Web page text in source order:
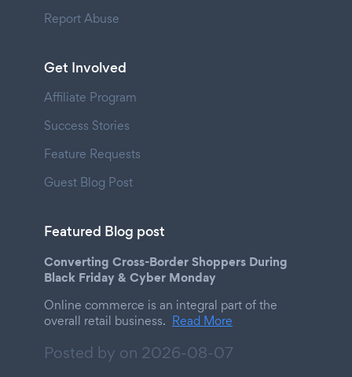
Report Abuse
Get Involved
Affiliate Program
Success Stories
Feature Requests
Guest Blog Post
Featured Blog post
Converting Cross-Border Shoppers During
Black Friday & Cyber Monday
Online commerce is an integral part of the
overall retail business. Read More
Posted by on 2026-08-07